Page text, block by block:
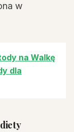
w
na Walkę
dla